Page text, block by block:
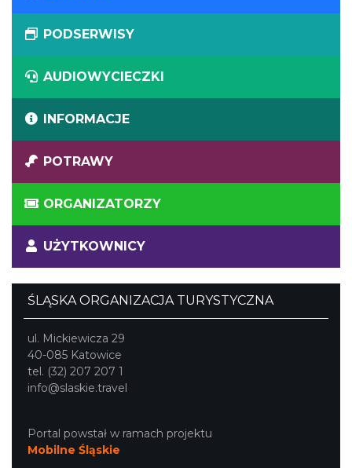
PODSERWISY
AUDIOWYCIECZKI
INFORMACJE
POTRAWY
ORGANIZATORZY
UŻYTKOWNICY
ŚLĄSKA ORGANIZACJA TURYSTYCZNA
ul. Mickiewicza 29
40-085 Katowice
tel. (32) 207 207 1
info@slaskie.travel
Portal powstał w ramach projektu
Mobilne Śląskie